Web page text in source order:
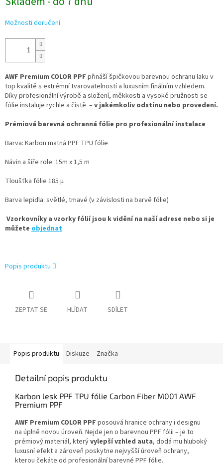
Možnosti doručení
AWF Premium COLOR PPF přináší špičkovou barevnou ochranu laku v
top kvalitě s extrémní tvarovatelností a luxusním finálním vzhledem.
Díky profesionální výrobě a složení, měkkosti a vysoké pružnosti se
fólie instaluje rychle a čistě –v jakémkoliv odstínu nebo provedení.
Prémiová barevná ochranná fólie pro profesionální instalace
Barva: Karbon matná PPF TPU fólie
Návin a šíře role: 15m x 1,5 m
Tloušťka fólie 185 µ
Barva lepidla: světlé, tmavé (v závislosti na barvě fólie)
Vzorkovníky a vzorky fólií jsou k vidění na naší adrese nebo si je
můžete objednat
Popis produktu
ZEPTAT SE HLÍDAT SDÍLET
Popis produktu Diskuze Značka
Detailní popis produktu
Karbon lesk PPF TPU fólie Carbon Fiber M001 AWF
Premium PPF
AWF Premium COLOR PPF posouvá hranice ochrany i designu
na úplně novou úroveň. Nejde jen o barevnou PPF fólii – je to
prémiový materiál, kterývylepší vzhled auta, dodá mu hluboký
luxusní efekt a zároveň poskytne nejvyšší úroveň ochrany,
kterou čekáte od profesionální barevné PPF fólie.